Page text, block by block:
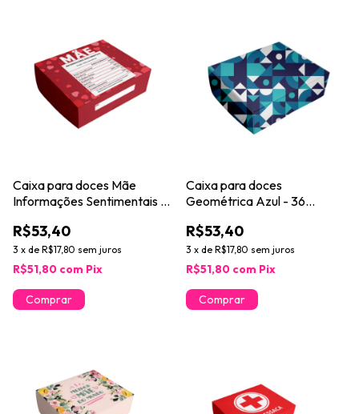
Caixa para doces Mãe
Informações Sentimentais -
R$53,40
3 x de R$17,80 sem juros
R$51,80 com Pix
Caixa para doces
Geométrica Azul - 36
R$53,40
3 x de R$17,80 sem juros
R$51,80 com Pix